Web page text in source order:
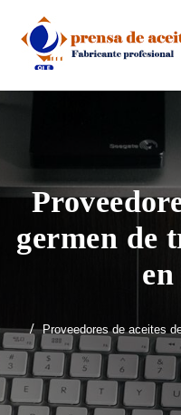
content
germen de
Proveedores de aceites